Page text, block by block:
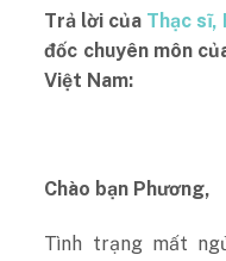
Trả lời của Thạc sĩ,
đốc chuyên môn
Việt Nam:
Chào bạn Phương,
Tình trạng mất